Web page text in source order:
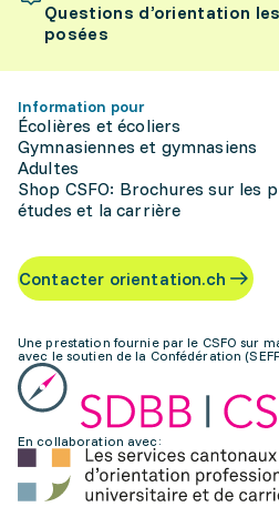
Questions d’orientation
posées
Information pour
Écolières et écoliers
Gymnasiennes et gymnasiens
Adultes
Shop CSFO: Brochures sur les
études et la carrière
Contacter orientation.ch
Une prestation fournie par le CSFO sur
avec le soutien de la Confédération
En collaboration avec: